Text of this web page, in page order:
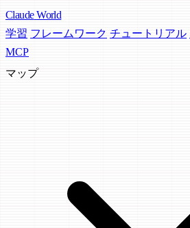
Claude World
学習 フレームワーク チュートリアル
MCP
マップ